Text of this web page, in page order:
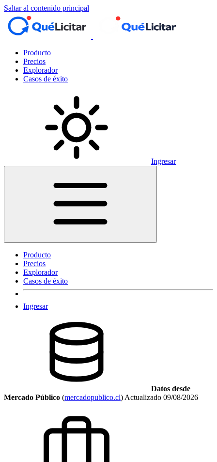
Saltar al contenido principal
Producto
Precios
Explorador
Casos de éxito
Ingresar
Producto
Precios
Explorador
Casos de éxito
Ingresar
Datos desde
Mercado Público (mercadopublico.cl) Actualizado 09/08/2026